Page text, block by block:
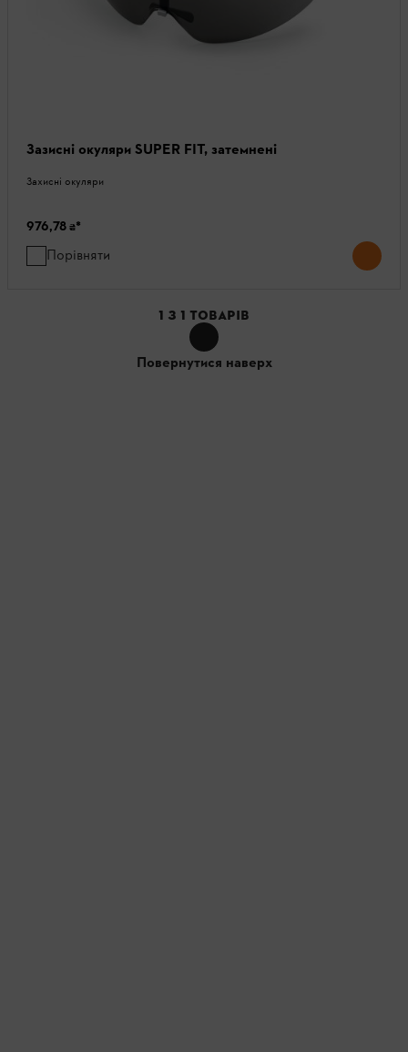
Зазисні окуляри SUPER FIT, затемнені
Захисні окуляри
976,78 ₴*
Порівняти
1 З 1 ТОВАРІВ
Повернутися наверх